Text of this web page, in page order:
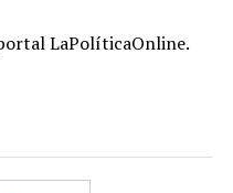
LaPolíticaOnline.